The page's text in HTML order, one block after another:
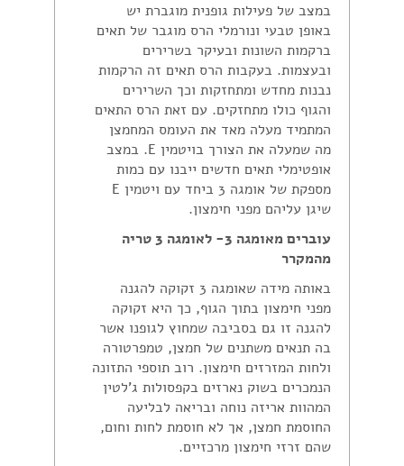
במצב של פעילות גופנית מוגברת יש
באופן טבעי ונורמלי הרס מוגבר של תאים
ברקמות השונות ובעיקר בשרירים
ובעצמות. בעקבות הרס תאים זה הרקמות
נבנות מחדש ומתחזקות וכך השרירים
והגוף כולו מתחזקים. עם זאת הרס התאים
המתמיד מעלה מאד את העומס המחמצן
מה שמעלה את הצורך בויטמין E. במצב
אופטימלי תאים חדשים ייבנו עם כמות
מספקת של אומגה 3 ביחד עם ויטמין E
שיגן עליהם מפני חימצון.
עוברים מאומגה 3- לאומגה 3 טריה
מהמקרר
באותה מידה שאומגה 3 זקוקה להגנה
מפני חימצון בתוך הגוף, כך היא זקוקה
להגנה זו גם בסביבה שמחוץ לגופנו אשר
בה תנאים משתנים של חמצן, טמפרטורה
ולחות המזרזים חימצון. רוב תוספי התזונה
הנמכרים בשוק נארזים בקפסולות ג'לטין
המהוות אריזה נוחה ובריאה לבליעה
החוסמת חמצן, אך לא חוסמת לחות וחום,
שהם זרזי חימצון מרכזיים.